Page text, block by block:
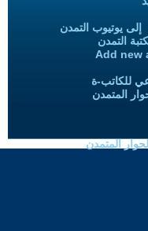
يوتيوب التمدن
التمدن
Add new
للكاتب-ة
المتمدن
المتمدن